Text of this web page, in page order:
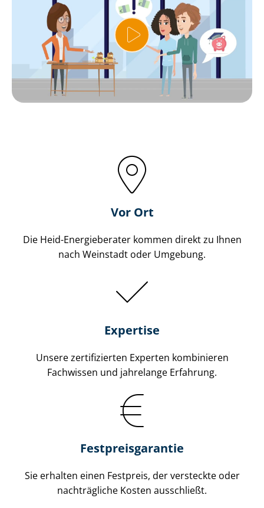
Vor Ort
Die Heid-Energieberater kommen direkt zu Ihnen
nach Weinstadt oder Umgebung.
Expertise
Unsere zertifizierten Experten kombinieren
Fachwissen und jahrelange Erfahrung.
Fest­preis­ga­ran­tie
Sie erhalten einen Festpreis, der versteckte oder
nachträgliche Kosten ausschließt.